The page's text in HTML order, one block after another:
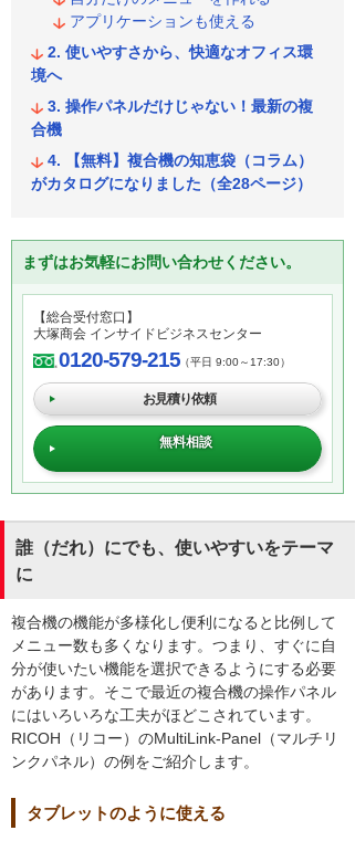
アプリケーションも使える
使いやすさから、快適なオフィス環
境へ
操作パネルだけじゃない！最新の複
合機
【無料】複合機の知恵袋（コラム）
がカタログになりました（全28ページ）
まずはお気軽にお問い合わせください。
【総合受付窓口】
大塚商会 インサイドビジネスセンター
0120-579-215（平日 9:00～17:30）
お見積り依頼
無料相談
誰（だれ）にでも、使いやすいをテーマ
に
複合機の機能が多様化し便利になると比例して
メニュー数も多くなります。つまり、すぐに自
分が使いたい機能を選択できるようにする必要
があります。そこで最近の複合機の操作パネル
にはいろいろな工夫がほどこされています。
RICOH（リコー）のMultiLink-Panel（マルチリ
ンクパネル）の例をご紹介します。
タブレットのように使える